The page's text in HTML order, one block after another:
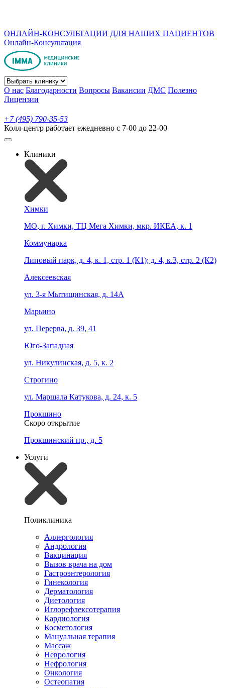
ОНЛАЙН-КОНСУЛЬТАЦИИ ДЛЯ НАШИХ ПАЦИЕНТОВ
Онлайн-Консультация
О нас Благодарности Вопросы Вакансии ДМС Полезно
Лицензии
+7 (495) 790-35-53
Колл-центр работает ежедневно с 7-00 до 22-00
Клиники
Химки
МО, г. Химки, ТЦ Мега Химки, мкр. ИКЕА, к. 1
Коммунарка
Липовый парк, д. 4, к. 1, стр. 1 (К1); д. 4, к.3, стр. 2 (К2)
Алексеевская
ул. 3-я Мытищинская, д. 14А
Марьино
ул. Перерва, д. 39, 41
Юго-Западная
ул. Никулинская, д. 5, к. 2
Строгино
ул. Маршала Катукова, д. 24, к. 5
Прокшино
Скоро открытие
Прокшинский пр., д. 5
Услуги
Поликлиника
Аллергология
Андрология
Вакцинация
Вызов врача на дом
Гастроэнтерология
Гинекология
Дерматология
Диетология
Иглорефлексотерапия
Кардиология
Косметология
Мануальная терапия
Массаж
Неврология
Нефрология
Онкология
Остеопатия